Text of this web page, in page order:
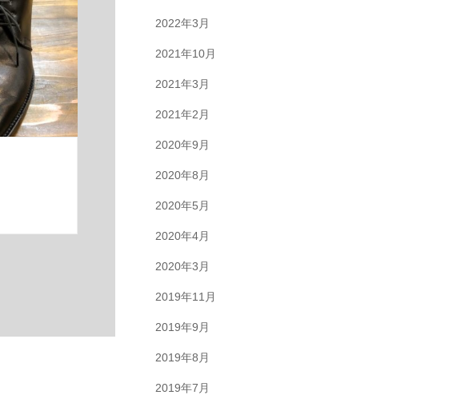
2022年3月
2021年10月
2021年3月
2021年2月
2020年9月
2020年8月
2020年5月
2020年4月
2020年3月
2019年11月
2019年9月
2019年8月
2019年7月